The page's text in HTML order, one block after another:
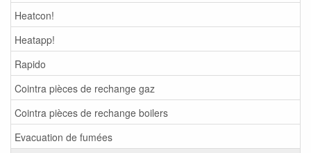
Heatcon!
Heatapp!
Rapido
Cointra pièces de rechange gaz
Cointra pièces de rechange boilers
Evacuation de fumées